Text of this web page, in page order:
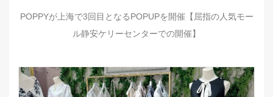
POPPYが上海で3回目となるPOPUPを開催【屈指の人気モー
ル静安ケリーセンターでの開催】